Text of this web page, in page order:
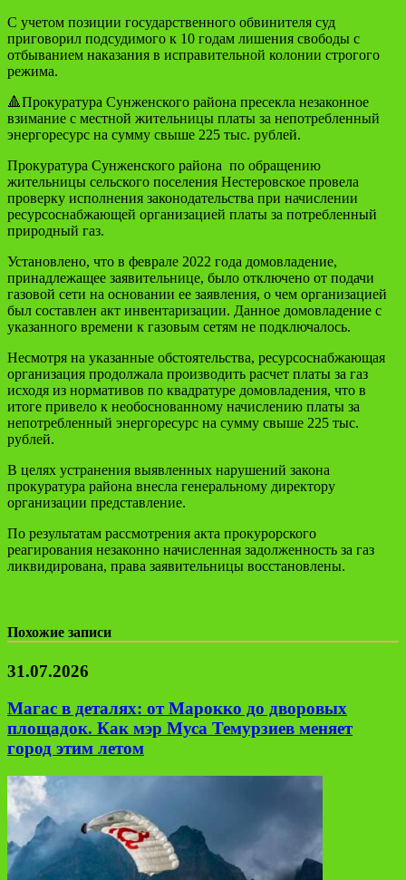
С учетом позиции государственного обвинителя суд
приговорил подсудимого к 10 годам лишения свободы с
отбыванием наказания в исправительной колонии строгого
режима.
🔺Прокуратура Сунженского района пресекла незаконное
взимание с местной жительницы платы за непотребленный
энергоресурс на сумму свыше 225 тыс. рублей.
Прокуратура Сунженского района по обращению
жительницы сельского поселения Нестеровское провела
проверку исполнения законодательства при начислении
ресурсоснабжающей организацией платы за потребленный
природный газ.
Установлено, что в феврале 2022 года домовладение,
принадлежащее заявительнице, было отключено от подачи
газовой сети на основании ее заявления, о чем организацией
был составлен акт инвентаризации. Данное домовладение с
указанного времени к газовым сетям не подключалось.
Несмотря на указанные обстоятельства, ресурсоснабжающая
организация продолжала производить расчет платы за газ
исходя из нормативов по квадратуре домовладения, что в
итоге привело к необоснованному начислению платы за
непотребленный энергоресурс на сумму свыше 225 тыс.
рублей.
В целях устранения выявленных нарушений закона
прокуратура района внесла генеральному директору
организации представление.
По результатам рассмотрения акта прокурорского
реагирования незаконно начисленная задолженность за газ
ликвидирована, права заявительницы восстановлены.
Похожие записи
31.07.2026
Магас в деталях: от Марокко до дворовых
площадок. Как мэр Муса Темурзиев меняет
город этим летом